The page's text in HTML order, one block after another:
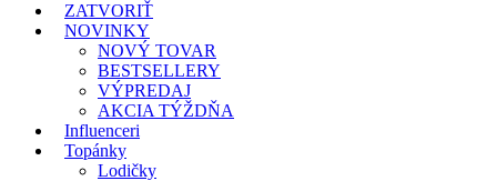
ZATVORIŤ
NOVINKY
NOVÝ TOVAR
BESTSELLERY
VÝPREDAJ
AKCIA TÝŽDŇA
Influenceri
Topánky
Lodičky